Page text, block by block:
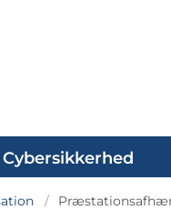
Cybersikkerhed